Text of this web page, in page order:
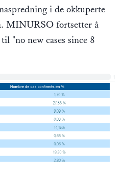
i de okkuperte
MINURSO fortsetter å
til "no new cases since 8